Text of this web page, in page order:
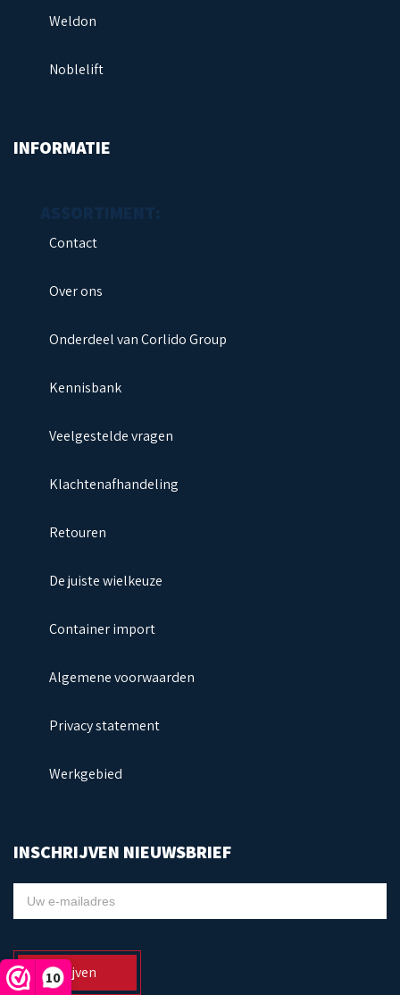
10
Weldon
Noblelift
INFORMATIE
Contact
Over ons
Onderdeel van Corlido Group
Kennisbank
Veelgestelde vragen
Klachtenafhandeling
Retouren
De juiste wielkeuze
Container import
Algemene voorwaarden
Privacy statement
Werkgebied
INSCHRIJVEN NIEUWSBRIEF
NIEUWSBRIEF
Inschrijven